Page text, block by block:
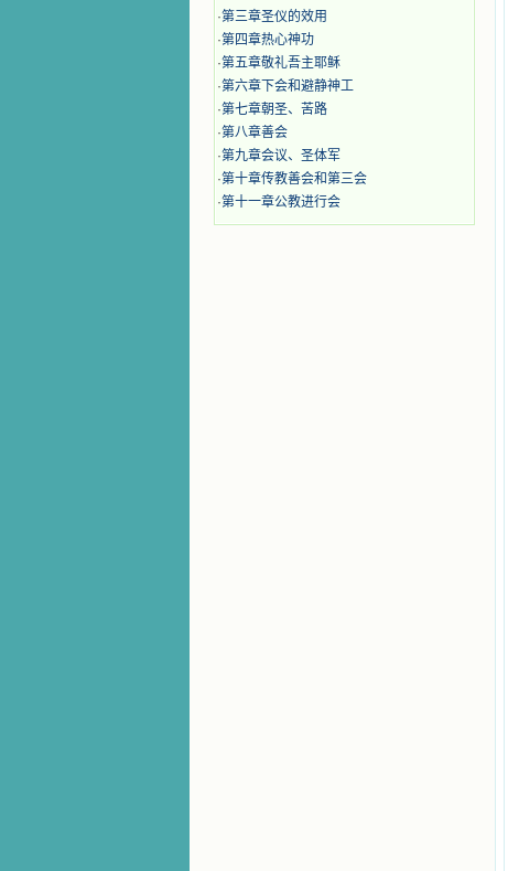
·第三章圣仪的效用
·第四章热心神功
·第五章敬礼吾主耶稣
·第六章下会和避静神工
·第七章朝圣、苦路
·第八章善会
·第九章会议、圣体军
·第十章传教善会和第三会
·第十一章公教进行会